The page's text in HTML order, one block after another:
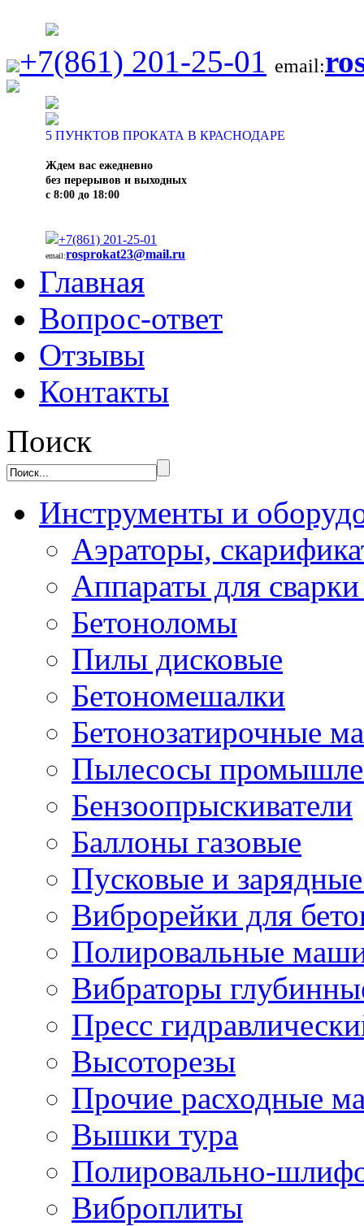
+7(861) 201-25-01 email:
5 ПУНКТОВ ПРОКАТА В КРАСНОДАРЕ
Ждем вас ежедневно
без перерывов и выходных
с 8:00 до 18:00
+7(861) 201-25-01
email:rosprokat23@mail.ru
Главная
Вопрос-ответ
Отзывы
Контакты
Поиск
Инструменты и
Аэраторы,
Аппараты для
Бетоноломы
Пилы дисковые
Бетономешалки
Бетонозатирочные
Пылесосы
Бензоопрыскиватели
Баллоны газовые
Пусковые и
Виброрейки для
Полировальные
Вибраторы
Пресс
Высоторезы
Прочие расходные
Вышки тура
Полировально-
Виброплиты